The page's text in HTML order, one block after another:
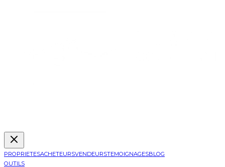
PROPRIETESACHETEURSVENDEURSTEMOIGNAGESBLOG
OUTILS